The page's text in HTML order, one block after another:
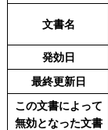
ツ
ン
文書名
発効日
最終更新日
この文書によって
無効となった文書